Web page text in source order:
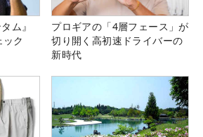
ム』
ク
プロギアの「4層フェース」が
切り開く高初速ドライバーの
新時代